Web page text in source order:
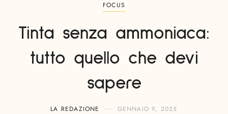
FOCUS
Tinta senza ammoniaca:
tutto quello che devi
sapere
LA REDAZIONE GENNAIO 9, 2025